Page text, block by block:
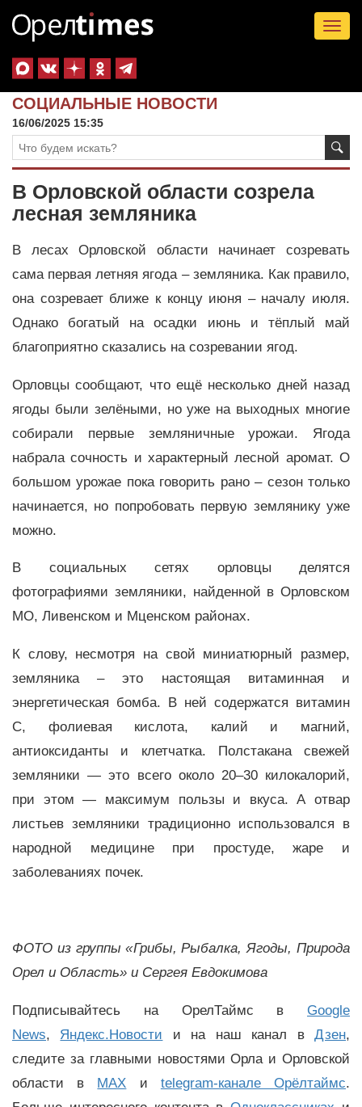
СОЦИАЛЬНЫЕ НОВОСТИ
16/06/2025 15:35
В Орловской области созрела
лесная земляника
В лесах Орловской области начинает созревать
сама первая летняя ягода – земляника. Как правило,
она созревает ближе к концу июня – началу июля.
Однако богатый на осадки июнь и тёплый май
благоприятно сказались на созревании ягод.
Орловцы сообщают, что ещё несколько дней назад
ягоды были зелёными, но уже на выходных многие
собирали первые земляничные урожаи. Ягода
набрала сочность и характерный лесной аромат. О
большом урожае пока говорить рано – сезон только
начинается, но попробовать первую землянику уже
можно.
В социальных сетях орловцы делятся
фотографиями земляники, найденной в Орловском
МО, Ливенском и Мценском районах.
К слову, несмотря на свой миниатюрный размер,
земляника – это настоящая витаминная и
энергетическая бомба. В ней содержатся витамин
C, фолиевая кислота, калий и магний,
антиоксиданты и клетчатка. Полстакана свежей
земляники — это всего около 20–30 килокалорий,
при этом — максимум пользы и вкуса. А отвар
листьев земляники традиционно использовался в
народной медицине при простуде, жаре и
заболеваниях почек.
ФОТО из группы «Грибы, Рыбалка, Ягоды, Природа
Орел и Область» и Сергея Евдокимова
Подписывайтесь на ОрелТаймс в Google
News, Яндекс.Новости и на наш канал вДзен,
следите за главными новостями Орла и Орловской
области в MAX и telegram-канале Орёлтаймс.